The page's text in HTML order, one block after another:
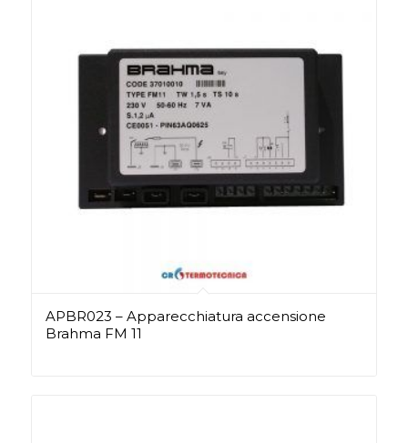
APBR023 – Apparecchiatura accensione
Brahma FM 11